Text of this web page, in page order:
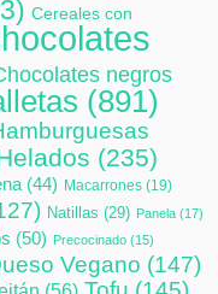
Cereales con
negros
(891)
(235)
(44) Macarrones (19)
Natillas (29) Panela (17)
(50) Precocinado (15)
Vegano (147)